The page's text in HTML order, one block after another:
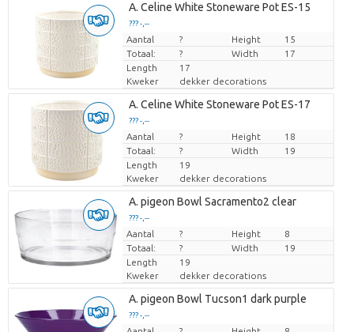
A. Celine White Stoneware Pot ES-15
??? -,--
Prijs per stuk
Aantal ? Height
15
Totaal:
? Width
17
Length
17
Kweker
dekker decorations
A. Celine White Stoneware Pot ES-17
??? -,--
Prijs per stuk
Aantal ? Height
18
Totaal:
? Width
19
Length
19
Kweker
dekker decorations
A. pigeon Bowl Sacramento2 clear
??? -,--
Prijs per stuk
Aantal ? Height
8
Totaal:
? Width
19
Length
19
Kweker
dekker decorations
A. pigeon Bowl Tucson1 dark purple
??? -,--